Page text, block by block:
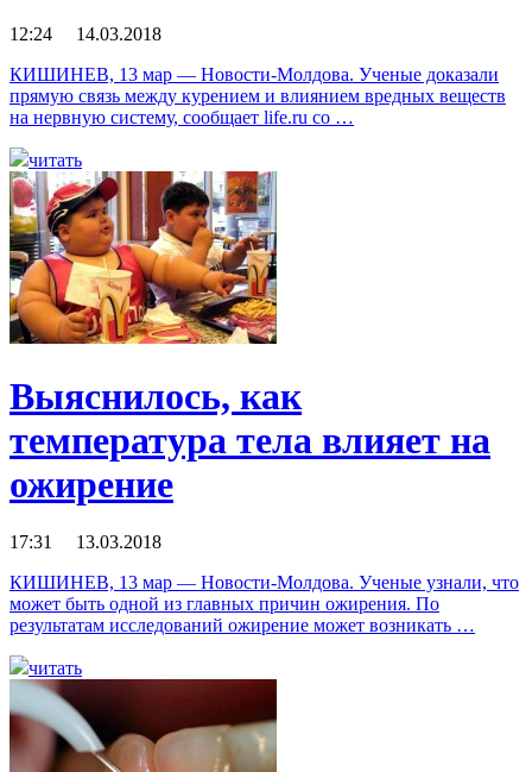
12:24 14.03.2018
КИШИНЕВ, 13 мар — Новости-Молдова. Ученые доказали
прямую связь между курением и влиянием вредных веществ
на нервную систему, сообщает life.ru со …
читать
Выяснилось, как
температура тела влияет на
ожирение
17:31 13.03.2018
КИШИНЕВ, 13 мар — Новости-Молдова. Ученые узнали, что
может быть одной из главных причин ожирения. По
результатам исследований ожирение может возникать …
читать